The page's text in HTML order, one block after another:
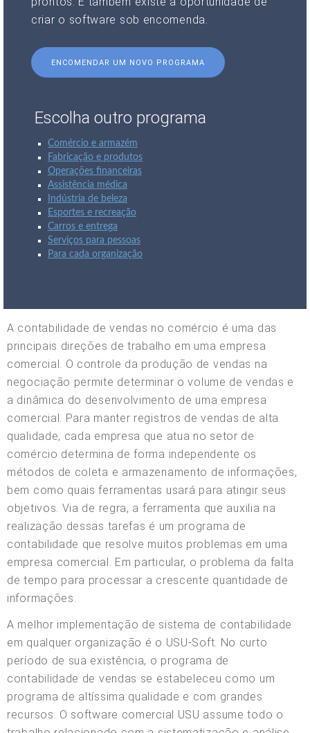
criar o software sob encomenda.
ENCOMENDAR UM NOVO PROGRAMA
Escolha outro programa
Comércio e armazém
Fabricação e produtos
Operações financeiras
Assistência médica
Indústria de beleza
Esportes e recreação
Carros e entrega
Serviços para pessoas
Para cada organização
A contabilidade de vendas no comércio é uma das
principais direções de trabalho em uma empresa
comercial. O controle da produção de vendas na
negociação permite determinar o volume de vendas e
a dinâmica do desenvolvimento de uma empresa
comercial. Para manter registros de vendas de alta
qualidade, cada empresa que atua no setor de
comércio determina de forma independente os
métodos de coleta e armazenamento de informações,
bem como quais ferramentas usará para atingir seus
objetivos. Via de regra, a ferramenta que auxilia na
realização dessas tarefas é um programa de
contabilidade que resolve muitos problemas em uma
empresa comercial. Em particular, o problema da falta
de tempo para processar a crescente quantidade de
informações.
A melhor implementação de sistema de contabilidade
em qualquer organização é o USU-Soft. No curto
período de sua existência, o programa de
contabilidade de vendas se estabeleceu como um
programa de altíssima qualidade e com grandes
recursos. O software comercial USU assume todo o